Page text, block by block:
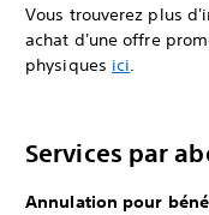
Vous trouverez plus
achat d'une offre
physiques ici.
Services par
Annulation pour